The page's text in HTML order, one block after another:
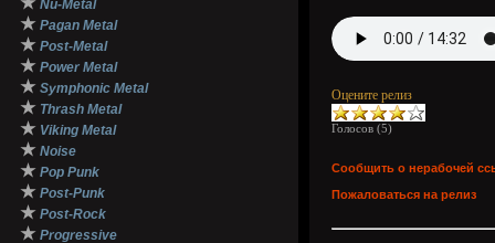
Nu-Metal
★ Pagan Metal
★ Post-Metal
★ Power Metal
★ Symphonic Metal
★ Thrash Metal
★ Viking Metal
★ Noise
★ Pop Punk
★ Post-Punk
★ Post-Rock
★ Progressive
Оцените релиз
Голосов (5)
Сообщить о нерабочей
Пожаловаться на релиз